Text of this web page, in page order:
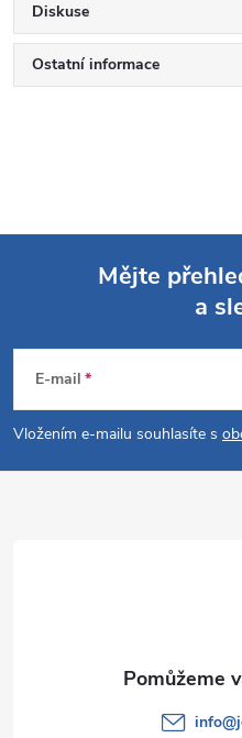
Diskuse
Ostatní informace
p
a
Mějte
a
E-mail
Vložením e-mailu souhlasíte s
info@